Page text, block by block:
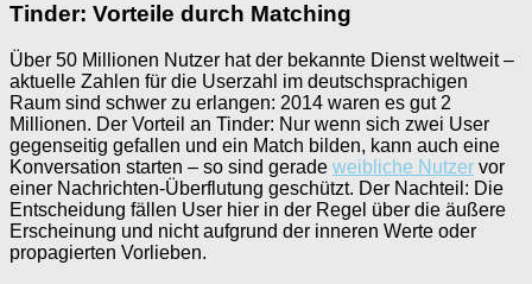
Tinder: Vorteile durch Matching
Über 50 Millionen Nutzer hat der bekannte Dienst weltweit –
aktuelle Zahlen für die Userzahl im deutschsprachigen
Raum sind schwer zu erlangen: 2014 waren es gut 2
Millionen. Der Vorteil an Tinder: Nur wenn sich zwei User
gegenseitig gefallen und ein Match bilden, kann auch eine
Konversation starten – so sind gerade weibliche Nutzer vor
einer Nachrichten-Überflutung geschützt. Der Nachteil: Die
Entscheidung fällen User hier in der Regel über die äußere
Erscheinung und nicht aufgrund der inneren Werte oder
propagierten Vorlieben.